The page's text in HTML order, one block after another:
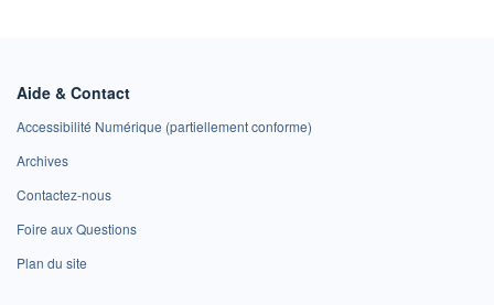
Aide & Contact
Accessibilité Numérique (partiellement conforme)
Archives
Contactez-nous
Foire aux Questions
Plan du site